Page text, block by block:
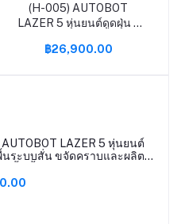
(H-005) AUTOBOT
LAZER 5 หุ่นยนต์ดูดฝุ่น ถู
ผลิตน้ำ OH- ยับยั้งเชื้อโรค
฿26,900.00
LAZER 5 หุ่นยนต์
นระบบสั่น ขจัดคราบและผลิต
องดูด